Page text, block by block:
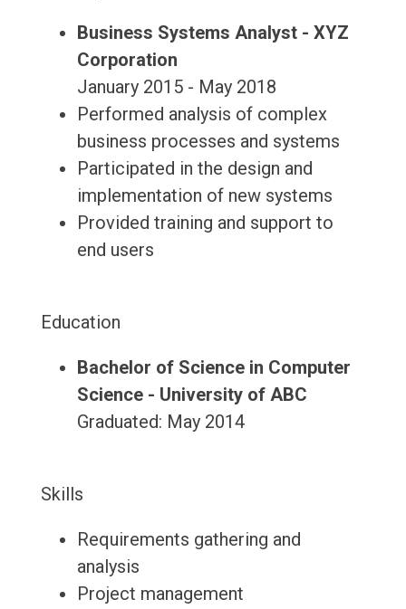
Business Systems Analyst - XYZ
Corporation
January 2015 - May 2018
Performed analysis of complex
business processes and systems
Participated in the design and
implementation of new systems
Provided training and support to
end users
Education
Bachelor of Science in Computer
Science - University of ABC
Graduated: May 2014
Skills
Requirements gathering and
analysis
Project management